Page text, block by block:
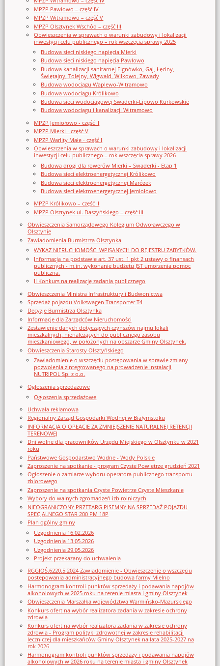
MPZP Pawłowo – część IV
MPZP Witramowo – część V
MPZP Olsztynek Wschód – część III
Obwieszczenia w sprawach o warunki zabudowy i lokalizacji
inwestycji celu publicznego – rok wszczęcia sprawy 2025
Budowa sieci niskiego napięcia Mierki
Budowa sieci niskiego napięcia Pawłowo
Budowa kanalizacji sanitarnej Elgnówko, Gaj, Łęciny,
Świętajny, Tolejny, Wigwałd, Wilkowo, Zawady
Budowa wodociągu Waplewo-Witramowo
Budowa wodociągu Królikowo
Budowa sieci wodociągowej Swaderki-Lipowo Kurkowskie
Budowa wodociągu i kanalizacji Witramowo
MPZP Jemiołowo - część II
MPZP Mierki - część V
MPZP Warlity Małe - część I
Obwieszczenia w sprawach o warunki zabudowy i lokalizacji
inwestycji celu publicznego – rok wszczęcia sprawy 2026
Budowa drogi dla rowerów Mierki – Swaderki - Etap 1
Budowa sieci elektroenergetycznej Królikowo
Budowa sieci elektroenergetycznej Marózek
Budowa sieci elektroenergetycznej Jemiołowo
MPZP Królikowo – część II
MPZP Olsztynek ul. Daszyńskiego – część III
Obwieszczenia Samorządowego Kolegium Odwoławczego w
Olsztynie
Zawiadomienia Burmistrza Olsztynka
WYKAZ NIERUCHOMOŚCI WPISANYCH DO REJESTRU ZABYTKÓW.
Informacja na podstawie art. 37 ust. 1 pkt 2 ustawy o finansach
publicznych - m.in. wykonanie budżetu JST umorzenia pomoc
publiczna.
II Konkurs na realizację zadania publicznego
Obwieszczenia Ministra Infrastruktury i Budwonictwa
Sprzedaż pojazdu Volkswagen Transporter T4
Decyzje Burmistrza Olsztynka
Informacje dla Zarządców Nieruchomości
Zestawienie danych dotyczących czynszów najmu lokali
mieszkalnych, nienależących do publicznego zasobu
mieszkaniowego, w położonych na obszarze Gminy Olsztynek.
Obwieszczenia Starosty Olsztyńskiego
Zawiadomienie o wszczęciu postępowania w sprawie zmiany
pozwolenia zintegrowanego na prowadzenie instalacji
NUTRIPOL Sp. z o.o.
Ogłoszenia sprzedażowe
Ogłoszenia sprzedażowe
Uchwała reklamowa
Regionalny Zarząd Gospodarki Wodnej w Białymstoku
INFORMACJA O OPŁACIE ZA ZMNIEJSZENIE NATURALNEJ RETENCJI
TERENOWEJ
Dni wolne dla pracowników Urzędu Miejskiego w Olsztynku w 2021
roku
Państwowe Gospodarstwo Wodne - Wody Polskie
Zaproszenie na spotkanie - program Czyste Powietrze grudzień 2021
Ogłoszenie o zamiarze wyboru operatora publicznego transportu
zbiorowego
Zaproszenie na spotkania Czyste Powietrze Czyste Mieszkanie
Wybory do walnych zgromadzeń izb rolniczych
NIEOGRANICZONY PRZETARG PISEMNY NA SPRZEDAŻ POJAZDU
SPECJALNEGO STAR 200 PM 18P
Plan ogólny gminy
Uzgodnienia 16.02.2026
Uzgodnienia 13.05.2026
Uzgodnienia 29.05.2026
Projekt przekazany do uchwalenia
RGGIOŚ.6220.5.2024 Zawiadomienie - Obwieszczenie o wszczęciu
postępowania administracyjnego budowa farmy Mielno
Harmonogram kontroli punktów sprzedaży i podawania napojów
alkoholowych w 2025 roku na terenie miasta i gminy Olsztynek
Obwieszczenia Marszałka województwa Warmińsko-Mazurskiego
Konkurs ofert na wybór realizatora zadania w zakresie ochrony
zdrowia
Konkurs ofert na wybór realizatora zadania w zakresie ochrony
zdrowia - Program polityki zdrowotnej w zakresie rehabilitacji
leczniczej dla mieszkańców Gminy Olsztynek na lata 2025-2027 na
rok 2026
Harmonogram kontroli punktów sprzedaży i podawania napojów
alkoholowych w 2026 roku na terenie miasta i gminy Olsztynek